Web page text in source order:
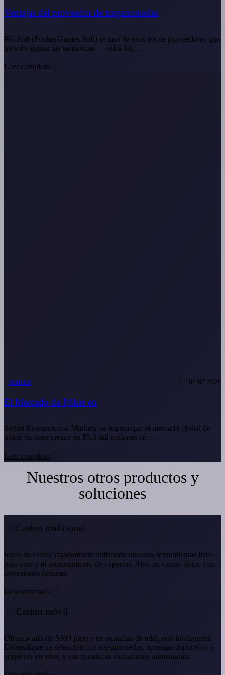
Ventajas del proveedor de tragamonedas
PG Soft (Pocket Games Soft) es uno de esos pocos proveedores que
no solo siguen las tendencias — ellos las…
Leer completo
Noticias 06.07.2025
El Mercado de Póker en
Según Research and Markets, se espera que el mercado global de
póker en línea crezca de $5.3 mil millones en…
Leer completo
Nuestros otros productos y
soluciones
Casino tradicional
Inicie su casino rápidamente utilizando nuestras herramientas listas
para usar y el asesoramiento de expertos. Abra su casino físico con
inversiones óptimas.
Descubrir más
Casino móvil
Ofrezca más de 5000 juegos en pantallas de teléfonos inteligentes.
Diversifique su selección con tragamonedas, apuestas deportivas y
crupieres en vivo, y sus ganancias ciertamente aumentarán.